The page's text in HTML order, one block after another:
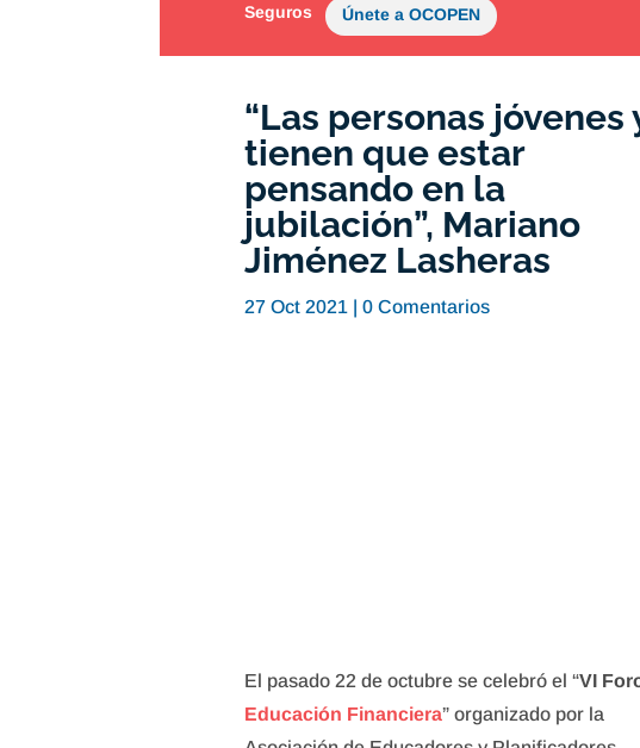
Seguros Únete a OCOPEN
“Las personas jóvenes
tienen que estar
pensando en la
jubilación”, Mariano
Jiménez Lasheras
27 Oct 2021 |0 Comentarios
El pasado 22 de octubre se celebró el “VI
Educación Financiera” organizado por la